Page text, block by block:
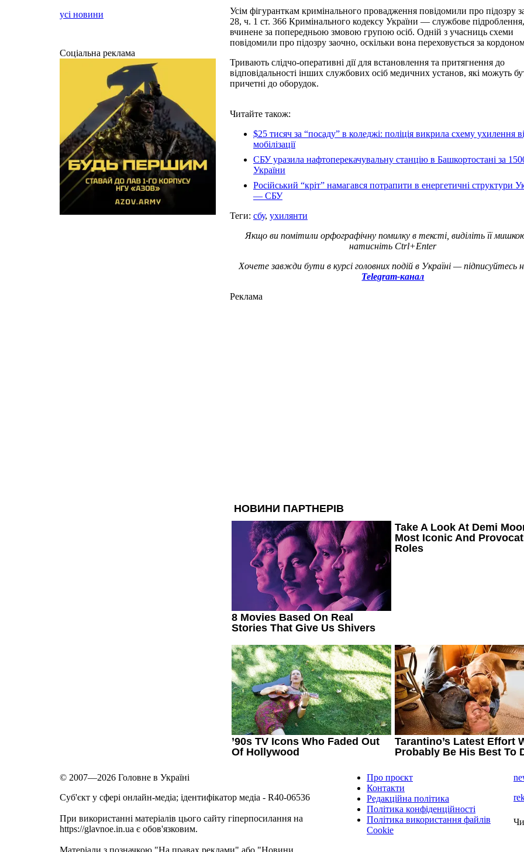
Усім фігуранткам кримінального провадження повідомили про підозру
28, ч. 1 ст. 366 Кримінального кодексу України — службове підроблення,
вчинене за попередньою змовою групою осіб. Одній з учасниць схеми
повідомили про підозру заочно, оскільки вона переховується за
Тривають слідчо-оперативні дії для встановлення та притягнення до
відповідальності інших службових осіб медичних установ, які можуть
причетні до оборудок.
Читайте також:
$25 тисяч за “посаду” в коледжі: поліція викрила схему ухилення
мобілізації
СБУ уразила нафтоперекачувальну станцію в Башкортостані за
України
Російський “кріт” намагався потрапити в енергетичні структури
— СБУ
Теги: сбу, ухилянти
Якщо ви помітили орфографічну помилку в тексті, виділіть її
натисніть Ctrl+Enter
Хочете завжди бути в курсі головних подій в Україні — підписуйтесь
Telegram-канал
Реклама
усі новини
Соціальна реклама
© 2007—2026 Головне в Україні
Cуб'єкт у сфері онлайн-медіа; ідентифікатор медіа - R40-06536
При використанні матеріалів цього сайту гіперпосилання на
https://glavnoe.in.ua є обов'язковим.
Матеріали з позначкою "На правах реклами" або "Новини
Про проєкт
Контакти
Редакційна політика
Політика конфіденційності
Політика використання файлів
Cookie